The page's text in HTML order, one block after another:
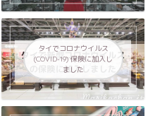
タイでコロナウイルス
(COVID-19) 保険に加入し
ました